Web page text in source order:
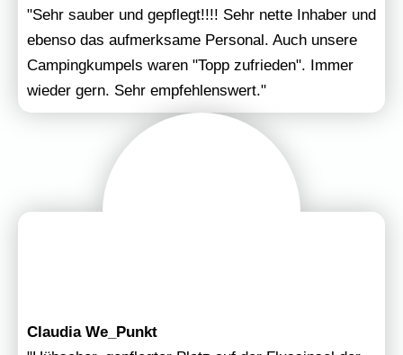
"Sehr sauber und gepflegt!!!! Sehr nette Inhaber und
ebenso das aufmerksame Personal. Auch unsere
Campingkumpels waren "Topp zufrieden". Immer
wieder gern. Sehr empfehlenswert."
Claudia We_Punkt